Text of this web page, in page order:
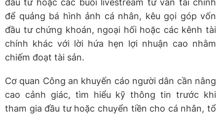
đầu tư hoặc các buổi livestream tư vấn tài chính
để quảng bá hình ảnh cá nhân, kêu gọi góp vốn
đầu tư chứng khoán, ngoại hối hoặc các kênh tài
chính khác với lời hứa hẹn lợi nhuận cao nhằm
chiếm đoạt tài sản.
Cơ quan Công an khuyến cáo người dân cần nâng
cao cảnh giác, tìm hiểu kỹ thông tin trước khi
tham gia đầu tư hoặc chuyển tiền cho cá nhân, tổ